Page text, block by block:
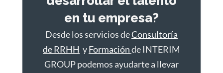
en tu empresa?
Desde los servicios deConsultoría
de RRHH yFormaciónde INTERIM
GROUP podemos ayudarte a llevar